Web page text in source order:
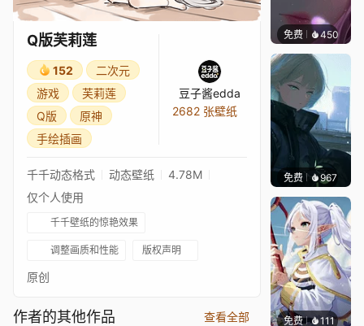
Q版芙莉莲
152
二次元
游戏
芙莉莲
Q版
原神
手绘插画
豆子酱edda
2682 张壁纸
千千动态格式 动态壁纸
4.78M
仅个人使用
千千壁纸的惊艳效果
调整画质和性能 版权声明
原创
作者的其他作品 查看全部
免费 450辰东
免费 967辰东
免费 111𝙩𝙢𝙊𝙟𝙞